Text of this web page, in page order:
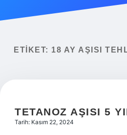
Yasal Uyarı
ETIKET: 18 AY AŞISI
TETANOZ AŞISI 5
Tarih: Kasım 22, 2024